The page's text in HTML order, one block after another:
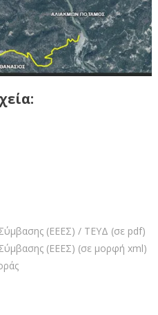
(ΕΕΕΣ) / ΤΕΥΔ (σε pdf)
(ΕΕΕΣ) (σε μορφή xml)